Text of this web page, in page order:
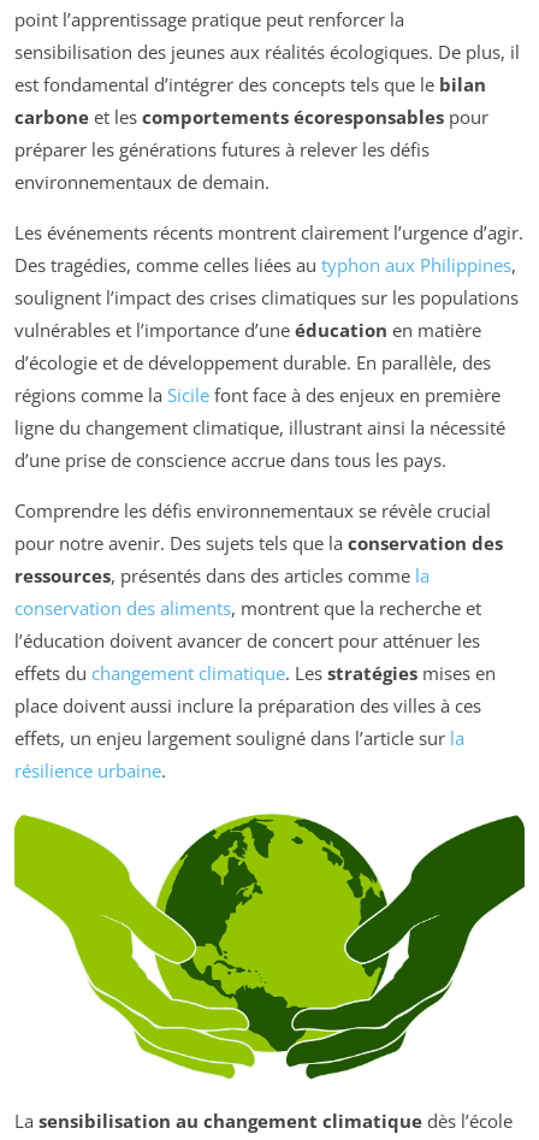
point l’apprentissage pratique peut renforcer la
sensibilisation des jeunes aux réalités écologiques. De plus, il
est fondamental d’intégrer des concepts tels que le bilan
carbone et les comportements écoresponsables pour
préparer les générations futures à relever les défis
environnementaux de demain.
Les événements récents montrent clairement l’urgence d’agir.
Des tragédies, comme celles liées au typhon aux Philippines,
soulignent l’impact des crises climatiques sur les populations
vulnérables et l’importance d’une éducation en matière
d’écologie et de développement durable. En parallèle, des
régions comme la Sicile font face à des enjeux en première
ligne du changement climatique, illustrant ainsi la nécessité
d’une prise de conscience accrue dans tous les pays.
Comprendre les défis environnementaux se révèle crucial
pour notre avenir. Des sujets tels que la conservation des
ressources, présentés dans des articles comme la
conservation des aliments, montrent que la recherche et
l’éducation doivent avancer de concert pour atténuer les
effets du changement climatique. Les stratégies mises en
place doivent aussi inclure la préparation des villes à ces
effets, un enjeu largement souligné dans l’article sur la
résilience urbaine.
La sensibilisation au changement climatique dès l’école